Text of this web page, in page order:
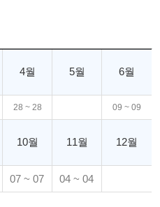
4월 5월 6월
28 ~ 28 09 ~ 09
10월 11월 12월
07 ~ 07 04 ~ 04